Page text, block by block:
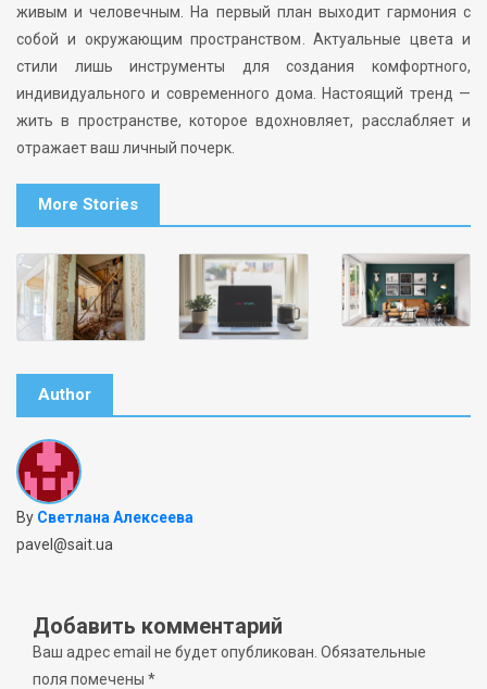
живым и человечным. На первый план выходит гармония с
собой и окружающим пространством. Актуальные цвета и
стили лишь инструменты для создания комфортного,
индивидуального и современного дома. Настоящий тренд —
жить в пространстве, которое вдохновляет, расслабляет и
отражает ваш личный почерк.
More Stories
Author
By Светлана Алексеева
pavel@sait.ua
Добавить комментарий
Ваш адрес email не будет опубликован. Обязательные
поля помечены *